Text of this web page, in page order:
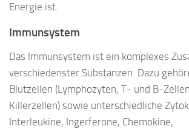
Energie ist.
Immunsystem
Das Immunsystem ist ein komplexes
verschiedenster Substanzen. Dazu
Blutzellen (Lymphozyten, T- und B-
Killerzellen) sowie unterschiedliche
Interleukine, Ingerferone, Chemokine,